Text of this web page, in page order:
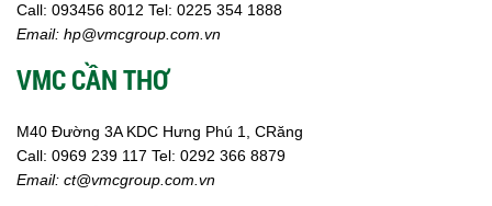
Call: 093456 8012 Tel: 0225 354 1888
Email: hp@vmcgroup.com.vn
VMC CẦN THƠ
M40 Đường 3A KDC Hưng Phú 1, CRăng
Call: 0969 239 117 Tel: 0292 366 8879
Email: ct@vmcgroup.com.vn